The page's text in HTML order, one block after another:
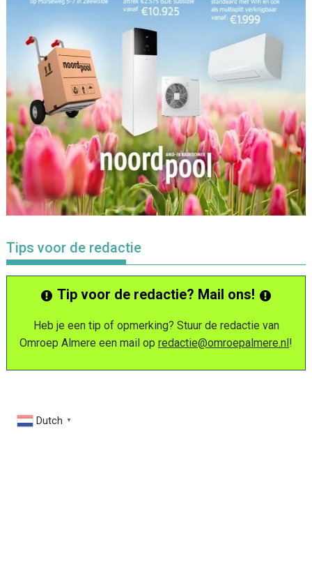
Tips voor de redactie
Tip voor de redactie? Mail ons!
Heb je een tip of opmerking? Stuur de redactie van
Omroep Almere een mail op redactie@omroepalmere.nl!
Dutch ▼